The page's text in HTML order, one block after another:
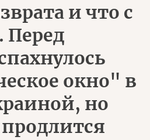
и что с
Перед
окно" в
но